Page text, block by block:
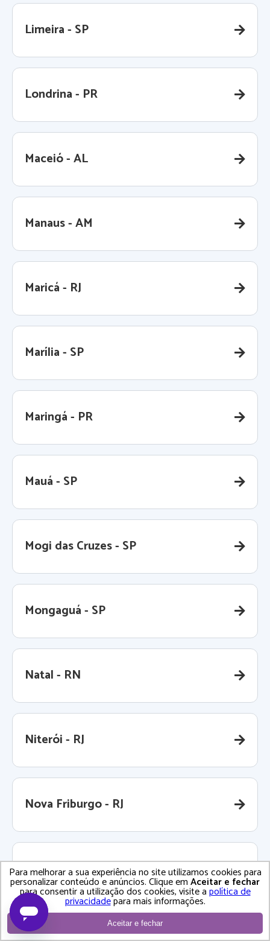
Limeira - SP
Londrina - PR
Maceió - AL
Manaus - AM
Maricá - RJ
Marília - SP
Maringá - PR
Mauá - SP
Mogi das Cruzes - SP
Mongaguá - SP
Natal - RN
Niterói - RJ
Nova Friburgo - RJ
Nova Iguaçu - RJ
Nova Lima - MG
Para melhorar a sua experiência no site utilizamos cookies para
personalizar conteúdo e anúncios. Clique emAceitar e fechar
para consentir a utilização dos cookies, visite apolítica de
privacidadepara mais informações.
Aceitar e fechar